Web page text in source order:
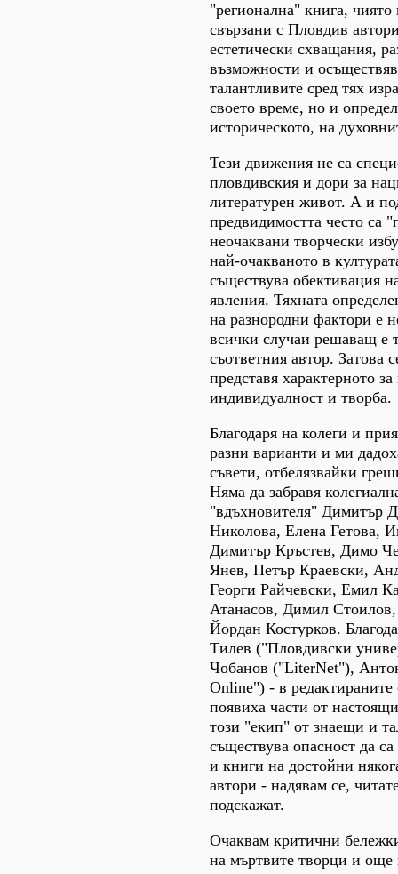
"регионална" книга, чиято
свързани с Пловдив
естетически схващания,
възможности и
талантливите сред тях
своето време, но и
историческото, на
Тези движения не са
пловдивския и дори за
литературен живот. А и
предвидимостта често са
неочаквани творчески
най-очакваното в
съществува обективация
явления. Тяхната
на разнородни фактори е
всички случаи решаващ е
съответния автор. Затова
представя характерното
индивидуалност и творба.
Благодаря на колеги и
разни варианти и ми
съвети, отбелязвайки
Няма да забравя
"вдъхновителя" Димитър
Николова, Елена Гетова,
Димитър Кръстев, Димо
Янев, Петър Краевски,
Георги Райчевски, Емил
Атанасов, Димил
Йордан Костурков.
Тилев ("Пловдивски
Чобанов ("LitеrNet"),
Online") - в редактираните
появиха части от
този "екип" от знаещи и
съществува опасност да
и книги на достойни
автори - надявам се,
подскажат.
Очаквам критични
на мъртвите творци и